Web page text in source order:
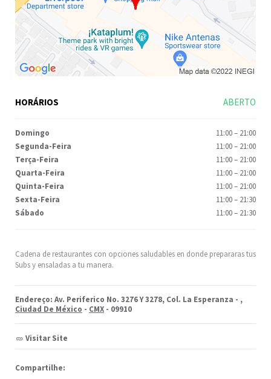
Cadena de restaurantes con opciones saludables en donde prepararas tus
Subs y ensaladas a tu manera.
Endereço: Av. Periferico No. 3276 Y 3278, Col. La Esperanza - ,
Ciudad De México - CMX - 09910
Visitar Site
Compartilhe:
HORÁRIOS ABERTO
Domingo 11:00– 21:00
Segunda-Feira
11:00– 21:00
Terça-Feira
11:00– 21:00
Quarta-Feira
11:00– 21:00
Quinta-Feira
11:00– 21:00
Sexta-Feira
11:00– 21:30
Sábado
11:00– 21:30